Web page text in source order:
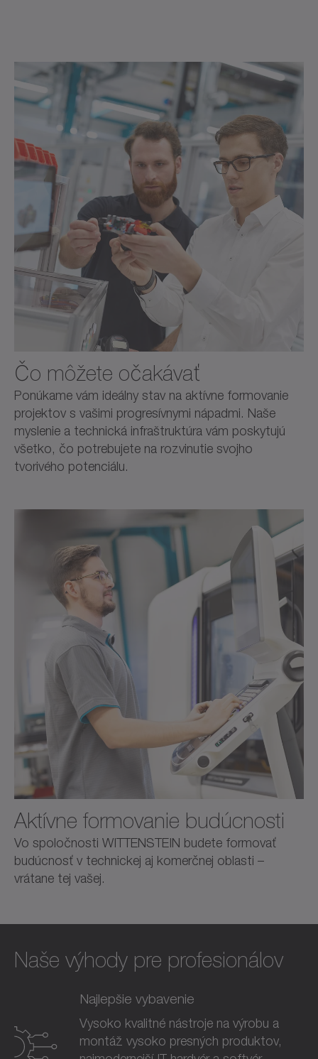
Čo môžete očakávať
Ponúkame vám ideálny stav na aktívne formovanie
projektov s vašimi progresívnymi nápadmi. Naše
myslenie a technická infraštruktúra vám poskytujú
všetko, čo potrebujete na rozvinutie svojho
tvorivého potenciálu.
Aktívne formovanie budúcnosti
Vo spoločnosti WITTENSTEIN budete formovať
budúcnosť v technickej aj komerčnej oblasti –
vrátane tej vašej.
Naše výhody pre profesionálov
Najlepšie vybavenie
Vysoko kvalitné nástroje na výrobu a
montáž vysoko presných produktov,